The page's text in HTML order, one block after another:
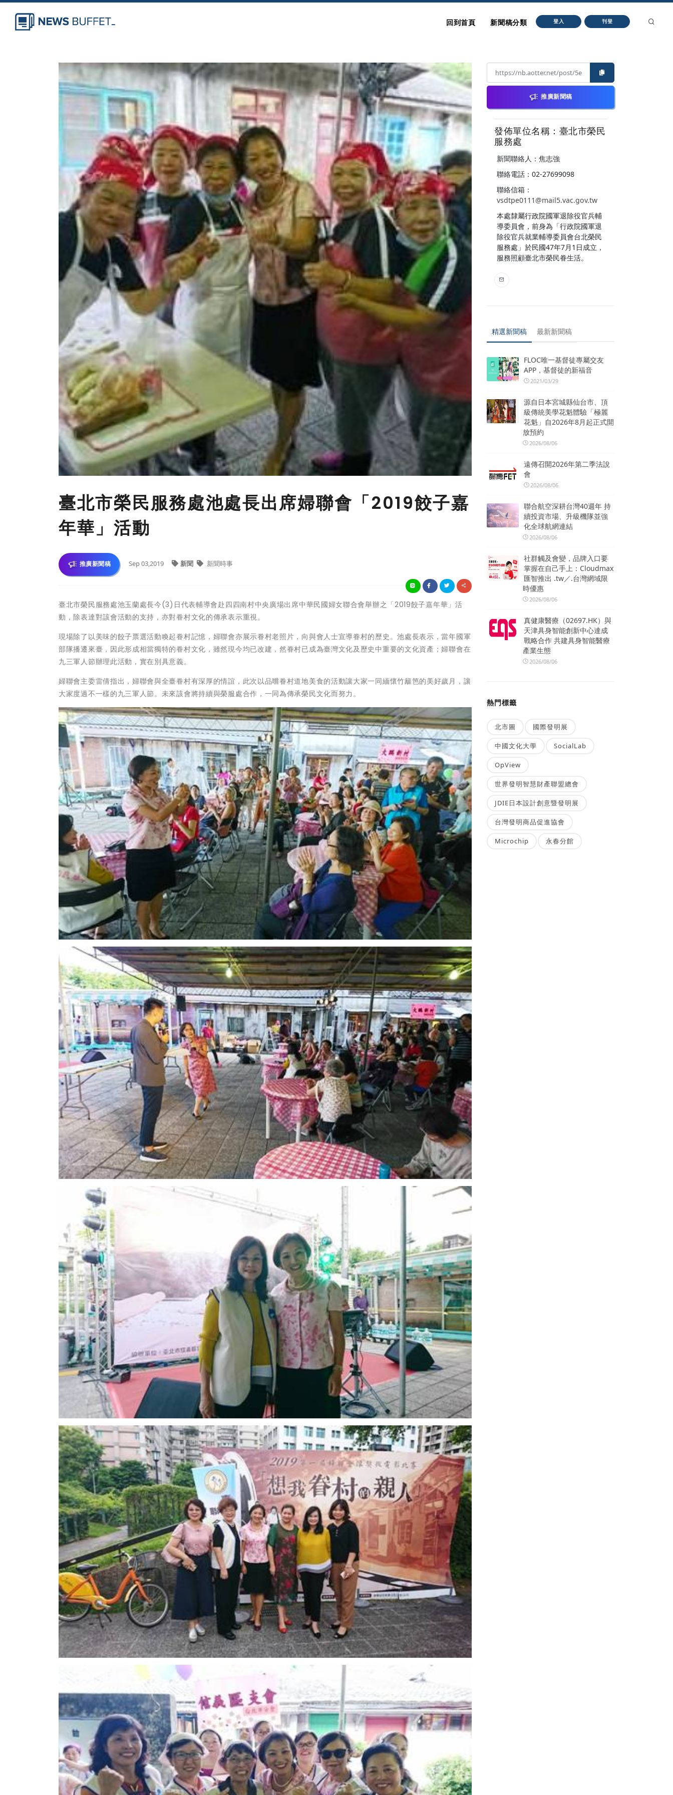
回到首頁 新聞稿分類 登入 刊登
臺北市榮民服務處池處長出席婦聯會「2019餃子嘉
年華」活動
推廣新聞稿 Sep 03,2019 新聞 新聞時事
臺北市榮民服務處池玉蘭處長今(3)日代表輔導會赴四四南村中央廣場出席中華民國婦女聯合會舉辦之「2019餃子嘉年華」活
動，除表達對該會活動的支持，亦對眷村文化的傳承表示重視。
現場除了以美味的餃子票選活動喚起眷村記憶，婦聯會亦展示眷村老照片，向與會人士宣導眷村的歷史。池處長表示，當年國軍
部隊播遷來臺，因此形成相當獨特的眷村文化，雖然現今均已改建，然眷村已成為臺灣文化及歷史中重要的文化資產；婦聯會在
九三軍人節辦理此活動，實在別具意義。
婦聯會主委雷倩指出，婦聯會與全臺眷村有深厚的情誼，此次以品嚐眷村道地美食的活動讓大家一同緬懷竹籬笆的美好歲月，讓
大家度過不一樣的九三軍人節。未來該會將持續與榮服處合作，一同為傳承榮民文化而努力。
推廣新聞稿
發佈單位名稱：臺北市榮民
服務處
新聞聯絡人：焦志強
聯絡電話：02-27699098
聯絡信箱：
vsdtpe0111@mail5.vac.gov.tw
本處隸屬行政院國軍退除役官兵輔
導委員會，前身為「行政院國軍退
除役官兵就業輔導委員會台北榮民
服務處」於民國47年7月1日成立，
服務照顧臺北市榮民眷生活。
精選新聞稿 最新新聞稿
FLOC唯一基督徒專屬交友
APP，基督徒的新福音
2021/03/29
源自日本宮城縣仙台市、頂
級傳統美學花魁體驗「極麗
花魁」自2026年8月起正式開
放預約
2026/08/06
遠傳召開2026年第二季法說
會
2026/08/06
聯合航空深耕台灣40週年 持
續投資市場、升級機隊並強
化全球航網連結
2026/08/06
社群觸及會變，品牌入口要
掌握在自己手上：Cloudmax
匯智推出 .tw／.台灣網域限
時優惠
2026/08/06
真健康醫療（02697.HK）與
天津具身智能創新中心達成
戰略合作 共建具身智能醫療
產業生態
2026/08/06
熱門標籤
北市圖 國際發明展
中國文化大學 SocialLab
OpView
世界發明智慧財產聯盟總會
JDIE日本設計創意暨發明展
台灣發明商品促進協會
Microchip 永春分館